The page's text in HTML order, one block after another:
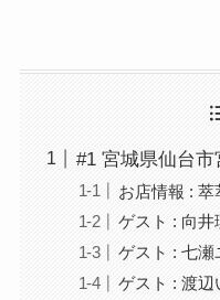
#1 宮城県仙台市
お店情報 : 萃
ゲスト : 向井
ゲスト : 七瀬
ゲスト : 渡辺